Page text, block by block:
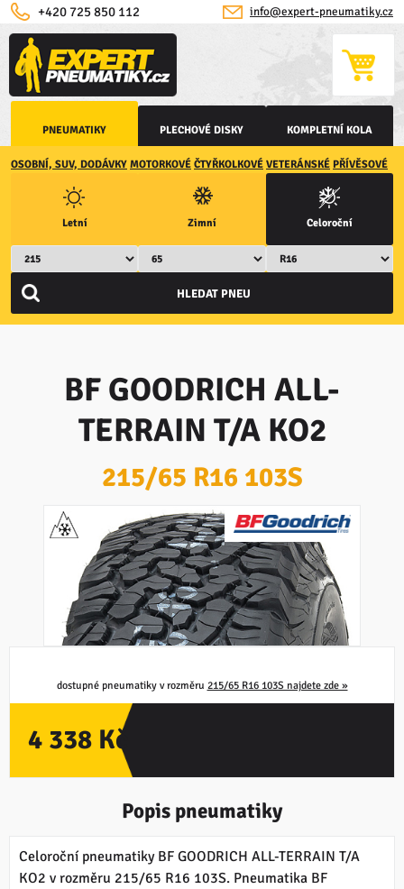
PNEUMATIKY PLECHOVÉ DISKY KOMPLETNÍ KOLA
info@expert-pneumatiky.cz
+420 725 850 112
OSOBNÍ, SUV, DODÁVKY MOTORKOVÉ ČTYŘKOLKOVÉ VETERÁNSKÉ PŘÍVĚSOVÉ
Letní Zimní Celoroční
BF GOODRICH ALL-
TERRAIN T/A KO2
215/65 R16 103S
dostupné pneumatiky v rozměru 215/65 R16 103S najdete zde »
4 338 Kč
Popis pneumatiky
Celoroční pneumatiky BF GOODRICH ALL-TERRAIN T/A
KO2 v rozměru 215/65 R16 103S. Pneumatika BF